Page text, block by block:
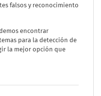
falsos y reconocimiento
encontrar
para la detección de
la mejor opción que